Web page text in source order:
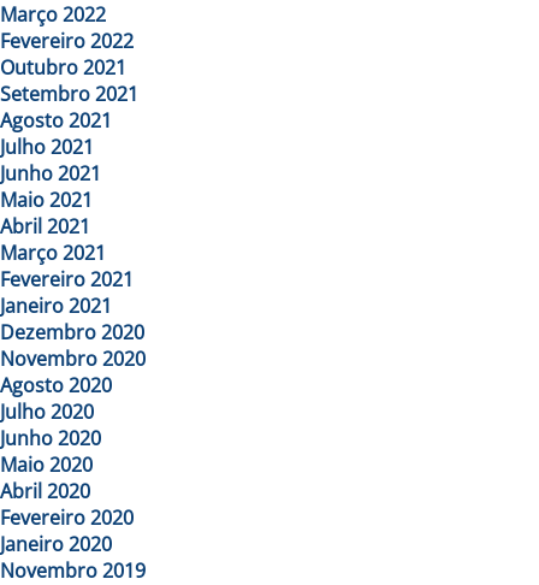
Março 2022
Fevereiro 2022
Outubro 2021
Setembro 2021
Agosto 2021
Julho 2021
Junho 2021
Maio 2021
Abril 2021
Março 2021
Fevereiro 2021
Janeiro 2021
Dezembro 2020
Novembro 2020
Agosto 2020
Julho 2020
Junho 2020
Maio 2020
Abril 2020
Fevereiro 2020
Janeiro 2020
Novembro 2019